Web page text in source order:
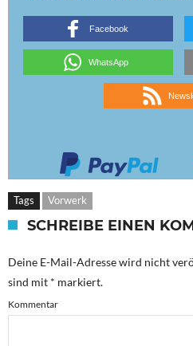
Facebook
WhatsApp
Tags Vorwerk
SCHREIBE EINEN
Deine E-Mail-Adresse wird nicht
sind mit * markiert.
Kommentar